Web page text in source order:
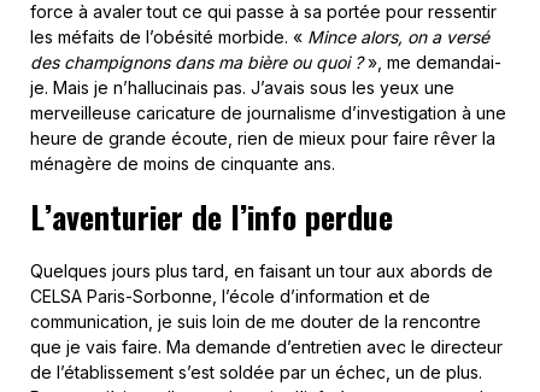
force à avaler tout ce qui passe à sa portée pour ressentir
les méfaits de l’obésité morbide. « Mince alors, on a versé
des champignons dans ma bière ou quoi ?», me demandai-
je. Mais je n’hallucinais pas. J’avais sous les yeux une
merveilleuse caricature de journalisme d’investigation à une
heure de grande écoute, rien de mieux pour faire rêver la
ménagère de moins de cinquante ans.
L’aventurier de l’info perdue
Quelques jours plus tard, en faisant un tour aux abords de
CELSA Paris-Sorbonne, l’école d’information et de
communication, je suis loin de me douter de la rencontre
que je vais faire. Ma demande d’entretien avec le directeur
de l’établissement s’est soldée par un échec, un de plus.